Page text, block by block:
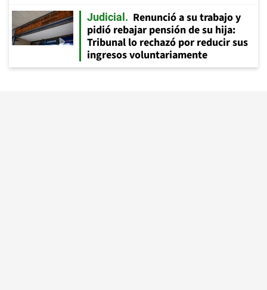
Judicial
Renunció a su trabajo y
pidió rebajar pensión de su hija:
Tribunal lo rechazó por reducir sus
ingresos voluntariamente